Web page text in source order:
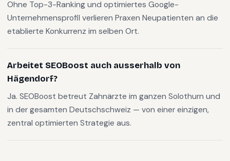
Ohne Top-3-Ranking und optimiertes Google-
Unternehmensprofil verlieren Praxen Neupatienten an die
etablierte Konkurrenz im selben Ort.
Arbeitet SEOBoost auch ausserhalb von
Hägendorf?
Ja. SEOBoost betreut Zahnärzte im ganzen Solothurn und
in der gesamten Deutschschweiz — von einer einzigen,
zentral optimierten Strategie aus.